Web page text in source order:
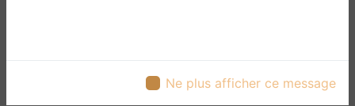
Ne plus afficher ce message